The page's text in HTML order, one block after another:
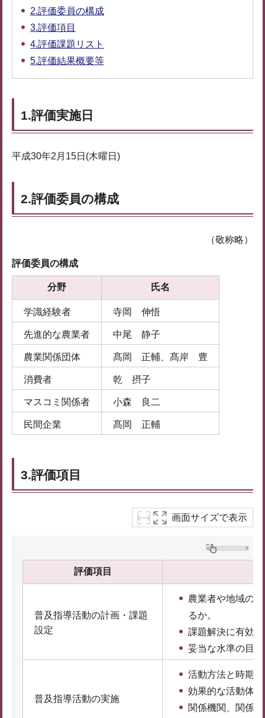
2.評価委員の構成
3.評価項目
4.評価課題リスト
5.評価結果概要等
1.評価実施日
平成30年2月15日(木曜日)
2.評価委員の構成
（敬称略）
評価委員の構成
分野 氏名
学識経験者 寺岡 伸悟
先進的な農業者 中尾 静子
農業関係団体 髙岡 正輔、髙岸 豊
消費者 乾 摂子
マスコミ関係者 小森 良二
民間企業 髙岡 正輔
3.評価項目
画面サイズで表示
評価項目
普及指導活動の計画・課題
設定
農業者や地域の
るか。
課題解決に有効
妥当な水準の目
普及指導活動の実施
活動方法と時期
効果的な活動体
関係機関、関係